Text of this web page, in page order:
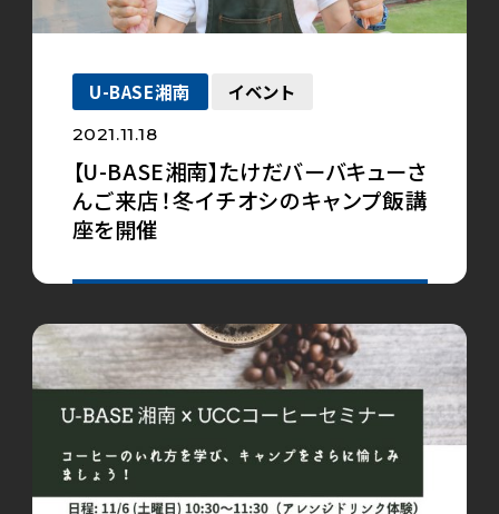
U-BASE湘南 イベント
2021.11.18
【U-BASE湘南】たけだバーバキューさ
んご来店！冬イチオシのキャンプ飯講
座を開催